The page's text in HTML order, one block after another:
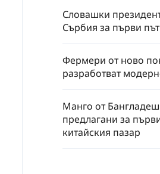
Словашки
Сърбия за първи
Фермери от ново
разработват
Манго от
предлагани за
китайския пазар